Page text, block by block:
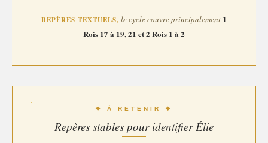
REPÈRES TEXTUELS, le cycle couvre principalement 1
Rois 17 à 19, 21 et 2 Rois 1 à 2
❖ À RETENIR ❖
Repères stables pour identifier Élie